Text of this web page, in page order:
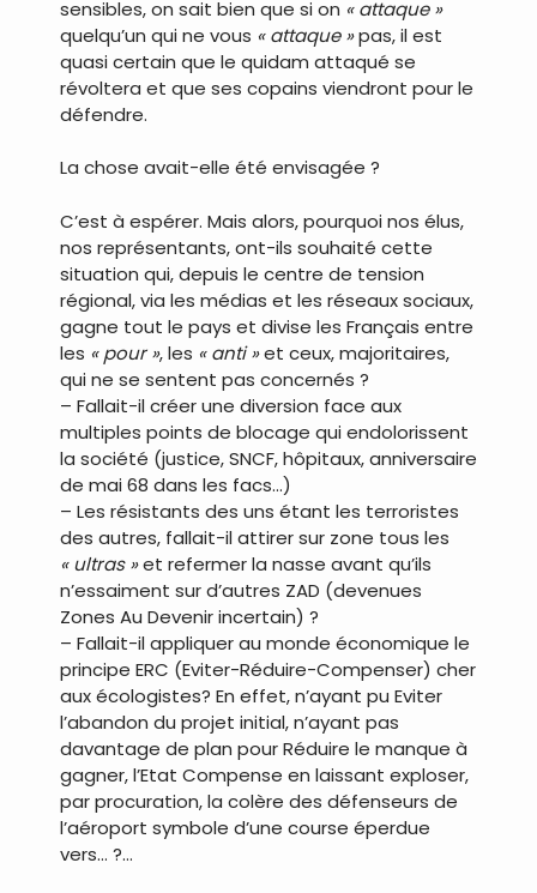
sensibles, on sait bien que si on « attaque »
quelqu’un qui ne vous « attaque »pas, il est
quasi certain que le quidam attaqué se
révoltera et que ses copains viendront pour le
défendre.
La chose avait-elle été envisagée ?
C’est à espérer. Mais alors, pourquoi nos élus,
nos représentants, ont-ils souhaité cette
situation qui, depuis le centre de tension
régional, via les médias et les réseaux sociaux,
gagne tout le pays et divise les Français entre
les « pour », les « anti »et ceux, majoritaires,
qui ne se sentent pas concernés ?
– Fallait-il créer une diversion face aux
multiples points de blocage qui endolorissent
la société (justice, SNCF, hôpitaux, anniversaire
de mai 68 dans les facs…)
– Les résistants des uns étant les terroristes
des autres, fallait-il attirer sur zone tous les
« ultras »et refermer la nasse avant qu’ils
n’essaiment sur d’autres ZAD (devenues
Zones Au Devenir incertain) ?
– Fallait-il appliquer au monde économique le
principe ERC (Eviter-Réduire-Compenser) cher
aux écologistes? En effet, n’ayant pu Eviter
l’abandon du projet initial, n’ayant pas
davantage de plan pour Réduire le manque à
gagner, l’Etat Compense en laissant exploser,
par procuration, la colère des défenseurs de
l’aéroport symbole d’une course éperdue
vers… ?…